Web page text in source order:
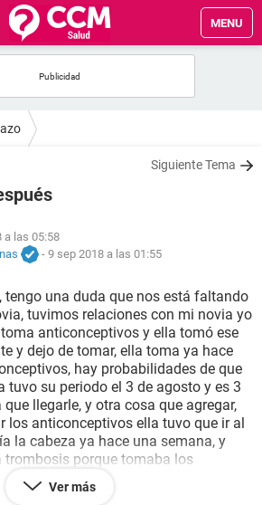
MENU
Siguiente Tema
a las 05:58
- 9 sep 2018 a las 01:55
tengo una duda que nos está faltando
tuvimos relaciones con mi novia yo
anticonceptivos y ella tomó ese
y dejo de tomar, ella toma ya hace
hay probabilidades de que
tuvo su periodo el 3 de agosto y es 3
llegarle, y otra cosa que agregar,
los anticonceptivos ella tuvo que ir al
la cabeza ya hace una semana, y
trombosis porque tomaba los
pero ya se está recuperando
hay probabilidades de que este
Ver más